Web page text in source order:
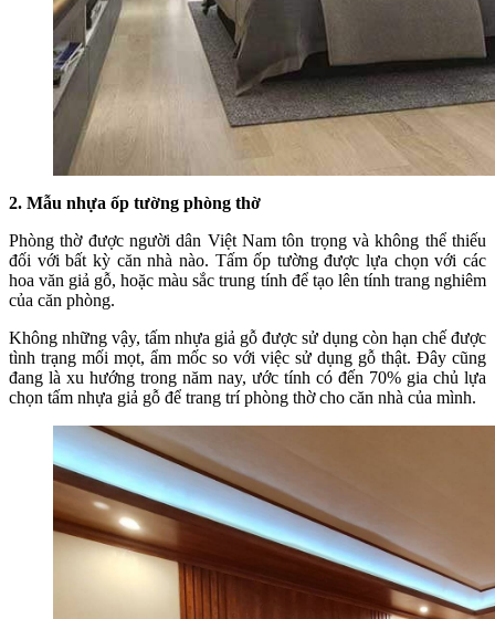
2. Mẫu nhựa ốp tường phòng thờ
Phòng thờ được người dân Việt Nam tôn trọng và không thể thiếu
đối với bất kỳ căn nhà nào. Tấm ốp tường được lựa chọn với các
hoa văn giả gỗ, hoặc màu sắc trung tính để tạo lên tính trang nghiêm
của căn phòng.
Không những vậy, tấm nhựa giả gỗ được sử dụng còn hạn chế được
tình trạng mối mọt, ẩm mốc so với việc sử dụng gỗ thật. Đây cũng
đang là xu hướng trong năm nay, ước tính có đến 70% gia chủ lựa
chọn tấm nhựa giả gỗ để trang trí phòng thờ cho căn nhà của mình.